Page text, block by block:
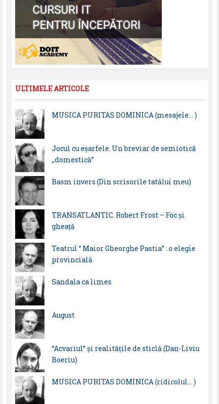
ULTIMELE ARTICOLE
MUSICA PURITAS DOMINICA (mesajele… )
Jocul cu eșarfele. Un breviar de semiotică
,,domestică”
Basm invers (Din scrisorile tatălui meu)
TRANSATLANTIC. Robert Frost – Foc și
gheață
Teatrul “ Maior Gheorghe Pastia” : o elegie
provincială
Sandala ca limes
August
“Acvariul” și realitățile de sticlă (Dan-Liviu
Boeriu)
MUSICA PURITAS DOMINICA (ridicolul… )